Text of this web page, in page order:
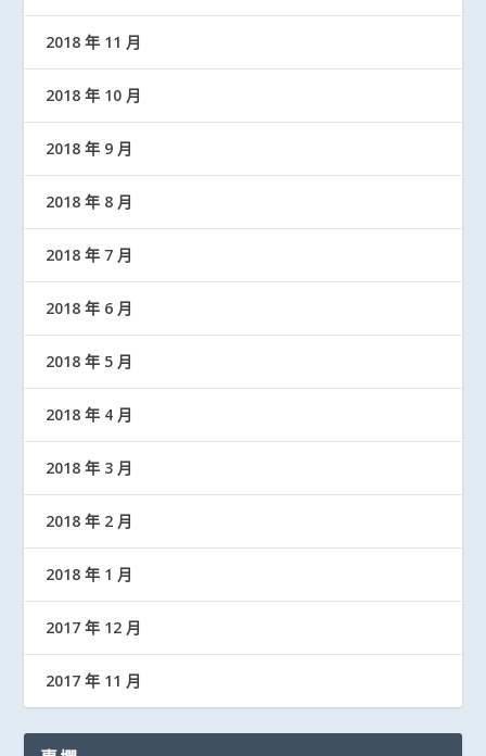
2018 年 11 月
2018 年 10 月
2018 年 9 月
2018 年 8 月
2018 年 7 月
2018 年 6 月
2018 年 5 月
2018 年 4 月
2018 年 3 月
2018 年 2 月
2018 年 1 月
2017 年 12 月
2017 年 11 月